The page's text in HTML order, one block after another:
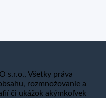
s.r.o., Všetky práva
rozmnožovanie a
či ukážok akýmkoľvek